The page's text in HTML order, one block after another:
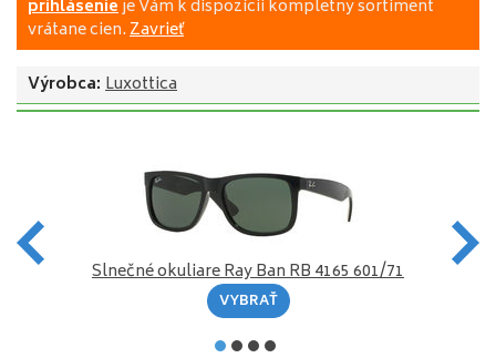
prihlásenieje Vám k dispozícii kompletný sortiment
vrátane cien.Zavrieť
Výrobca: Luxottica
Slnečné okuliare Ray Ban RB 4165 601/71
VYBRAŤ